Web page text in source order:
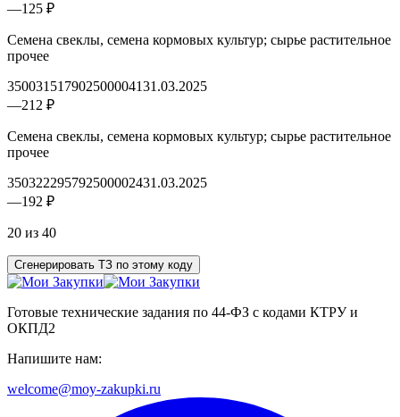
—125 ₽
Семена свеклы, семена кормовых культур; сырье растительное
прочее
350031517902500004131.03.2025
—212 ₽
Семена свеклы, семена кормовых культур; сырье растительное
прочее
350322295792500002431.03.2025
—192 ₽
20 из 40
Сгенерировать ТЗ по этому коду
Готовые технические задания по 44-ФЗ с кодами КТРУ и
ОКПД2
Напишите нам:
welcome@moy-zakupki.ru